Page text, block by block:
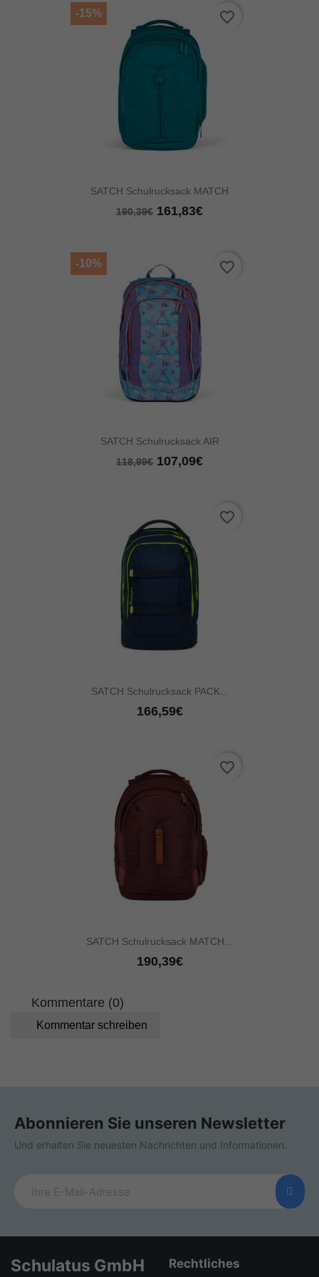
SATCH Schulrucksack MATCH
190,39€ 161,83€
-15% favorite_border
SATCH Schulrucksack AIR
118,99€ 107,09€
-10% favorite_border
SATCH Schulrucksack PACK...
166,59€
favorite_border
SATCH Schulrucksack MATCH...
190,39€
favorite_border
Kommentare (0)
Kommentar schreiben
Abonnieren Sie unseren Newsletter
Und erhalten Sie neuesten Nachrichten und Informationen.
Schulatus GmbH Rechtliches